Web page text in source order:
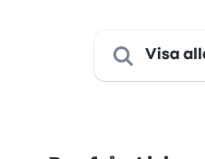
Visa